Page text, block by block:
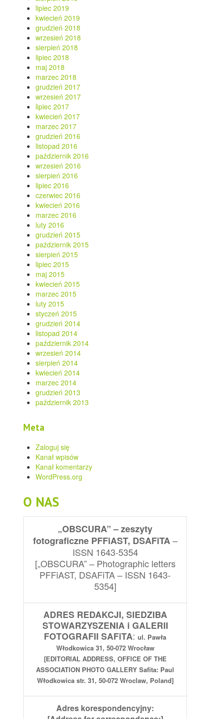
lipiec 2019
kwiecień 2019
grudzień 2018
wrzesień 2018
sierpień 2018
lipiec 2018
maj 2018
marzec 2018
grudzień 2017
wrzesień 2017
lipiec 2017
kwiecień 2017
marzec 2017
grudzień 2016
listopad 2016
październik 2016
wrzesień 2016
sierpień 2016
lipiec 2016
czerwiec 2016
kwiecień 2016
marzec 2016
luty 2016
grudzień 2015
październik 2015
sierpień 2015
lipiec 2015
maj 2015
kwiecień 2015
marzec 2015
luty 2015
styczeń 2015
grudzień 2014
listopad 2014
październik 2014
wrzesień 2014
sierpień 2014
kwiecień 2014
marzec 2014
grudzień 2013
październik 2013
Meta
Zaloguj się
Kanał wpisów
Kanał komentarzy
WordPress.org
O NAS
„OBSCURA” – zeszyty
fotograficzne PFFiAST, DSAFiTA–
ISSN 1643-5354
[„OBSCURA”– Photographic letters
PFFiAST, DSAFiTA – ISSN 1643-
5354]
ADRES REDAKCJI, SIEDZIBA
STOWARZYSZENIA i GALERII
FOTOGRAFII SAFiTA:ul. Pawła
Włodkowica 31, 50-072 Wrocław
[EDITORIAL ADDRESS, OFFICE OF THE
ASSOCIATION PHOTO GALLERY Safita: Paul
Włodkowica str. 31, 50-072 Wroclaw, Poland]
Adres korespondencyjny: